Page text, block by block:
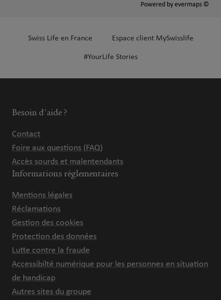
Powered by evermaps ©
Swiss Life en France Espace client MySwisslife
#YourLife Stories
Besoin d'aide ?
Contact
Foire aux questions (FAQ)
Accès sourds et malentendants
Informations réglementaires
Mentions légales
Réclamations
Gestion des cookies
Protection des données
Lutte contre la fraude
Accessibilté numérique pour les personnes en situation
de handicap
Autres sites du groupe